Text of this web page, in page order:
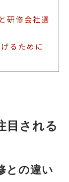
研修会社選
るために
される
との違い